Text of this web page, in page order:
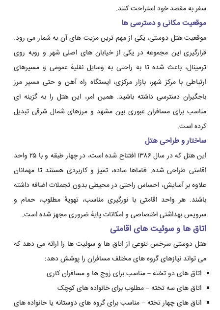
سفر به مقصد خود استراحت کنند.
موقعیت مکانی و دسترسی ها
موقعیت هتل دوستی، یکی از مهم ترین مزیت های آن به شمار می رود.
قرارگیری این مجموعه در یکی از خیابان های اصلی شهر و روبه روی
ترمینال، باعث شده تا به راحتی به وسایل نقلیهٔ عمومی و مسیرهای
ارتباطی با مرکز شهر، بازار مرکزی، ایستگاه راه آهن و حتی مسیر مرز
باجگیران دسترسی داشته باشید. همین امر، این هتل را به گزینه ای
مناسب برای مسافران عبوری بین مشهد و مرزهای شمال شرقی تبدیل
کرده است.
ساختار و طراحی هتل
این هتل که در سال ۱۳۸۶ افتتاح شده است، در چهار طبقه و با ۲۵ واحد
اقامتی طراحی شده. فضاها ساده، تمیز و کاربردی هستند تا مهمانان
علاوه بر آسایش، احساس راحتی در محیطی بدون تجملات اضافه داشته
باشند. هر واحد اقامتی با نورگیری مناسب، تهویهٔ مطلوب، حمام و
سرویس بهداشتی اختصاصی و امکانات پایهٔ ضروری مجهز شده است.
اتاق ها و سوئیت های اقامتی
هتل دوستی سرخس تنوعی از اتاق ها و سوئیت ها را ارائه می دهد که
می تواند نیازهای گروه های مختلف مسافران را پوشش دهد:
اتاق های دو تخته – مناسب برای زوج ها و مسافران کاری
اتاق های سه تخته – مطلوب برای خانواده های کوچک
اتاق های چهار تخته – مناسب برای گروه های دوستانه یا خانواده های